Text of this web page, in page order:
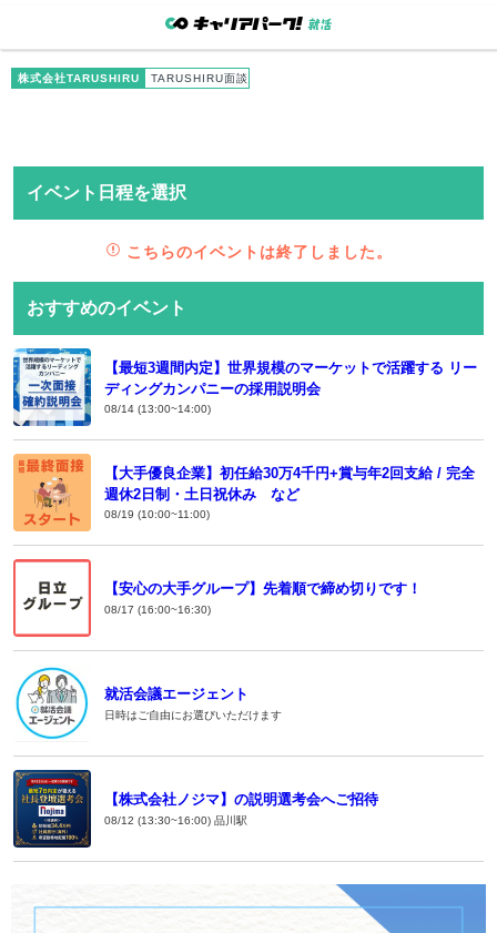
株式会社TARUSHIRU TARUSHIRU面談
イベント日程を選択
こちらのイベントは終了しました。
おすすめのイベント
【最短3週間内定】世界規模のマーケットで活躍する リー
ディングカンパニーの採用説明会
08/14 (13:00~14:00)
【大手優良企業】初任給30万4千円+賞与年2回支給 / 完全
週休2日制・土日祝休み など
08/19 (10:00~11:00)
【安心の大手グループ】先着順で締め切りです！
08/17 (16:00~16:30)
就活会議エージェント
日時はご自由にお選びいただけます
【株式会社ノジマ】の説明選考会へご招待
08/12 (13:30~16:00) 品川駅